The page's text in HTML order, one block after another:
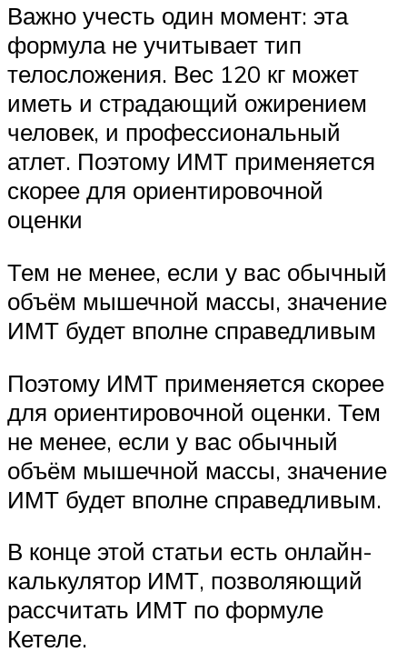
Важно учесть один момент: эта
формула не учитывает тип
телосложения. Вес 120 кг может
иметь и страдающий ожирением
человек, и профессиональный
атлет. Поэтому ИМТ применяется
скорее для ориентировочной
оценки
Тем не менее, если у вас обычный
объём мышечной массы, значение
ИМТ будет вполне справедливым
Поэтому ИМТ применяется скорее
для ориентировочной оценки. Тем
не менее, если у вас обычный
объём мышечной массы, значение
ИМТ будет вполне справедливым.
В конце этой статьи есть онлайн-
калькулятор ИМТ, позволяющий
рассчитать ИМТ по формуле
Кетеле.